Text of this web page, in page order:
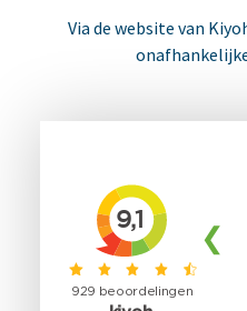
Via de website van